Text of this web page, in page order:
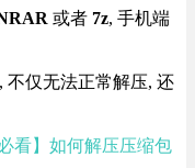
或者 7z, 手机端
不仅无法正常解压, 还
看】如何解压压缩包